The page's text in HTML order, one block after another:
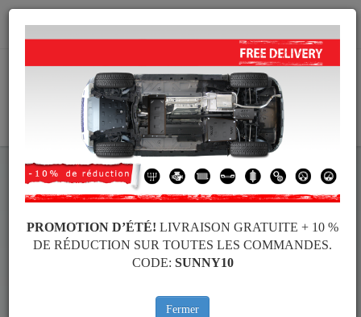
info@protectionsousmoteur.eu
Protection Sous Moteur Subaru
Protection Sous Moteur Subaru Forester
Marques
Marques
PROMOTION D’ÉTÉ! LIVRAISON GRATUITE + 10 %
DE RÉDUCTION SUR TOUTES LES COMMANDES.
CODE: SUNNY10
Fermer